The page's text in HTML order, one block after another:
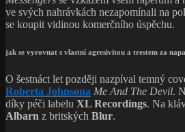
ve svých nahrávkách nezapomínali na
se koupit vidinou komerčního úspěchu.
jak se vyrovnat s vlastní agresivitou a trestem za
O šestnáct let později nazpíval temný
Roberta Johnsona Me And The Devil.
díky péči labelu XL Recordings. Na
Albarn z britských Blur.